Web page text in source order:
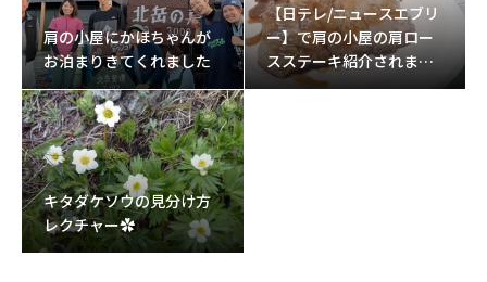
肩の小屋にかほちゃんが
お泊まりきてくれました
【日テレ/ニュースエブリ
ー】で肩の小屋の肩ロー
スステーキ紹介されまし
た。
キタダケソウの見分け方
レクチャー✿